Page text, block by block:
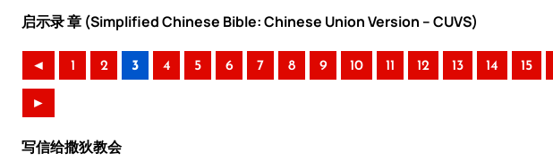
启示录 章 (Simplified Chinese Bible: Chinese Union Version – CUVS)
◄ 1 2 3 4 5 6 7 8 9 10 11 12 13 14 15
►
写信给撒狄教会